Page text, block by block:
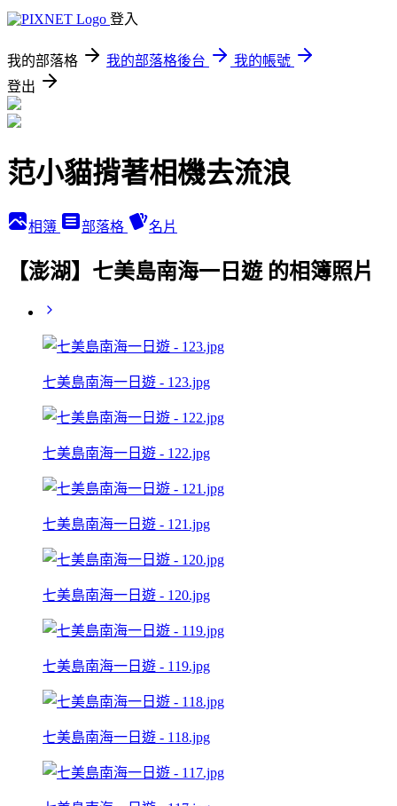
登入
我的部落格 我的部落格後台
我的帳號
登出
范小貓揹著相機去流浪
相簿 部落格 名片
【澎湖】七美島南海一日遊 的相簿照片
七美島南海一日遊 - 123.jpg
七美島南海一日遊 - 122.jpg
七美島南海一日遊 - 121.jpg
七美島南海一日遊 - 120.jpg
七美島南海一日遊 - 119.jpg
七美島南海一日遊 - 118.jpg